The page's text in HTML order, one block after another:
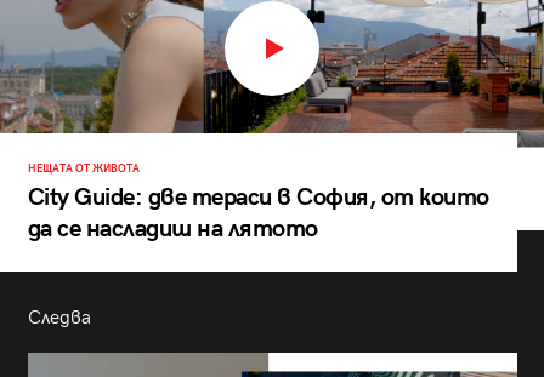
НЕЩАТА ОТ ЖИВОТА
City Guide: две тераси в София, от които
да се насладиш на лятото
Следва